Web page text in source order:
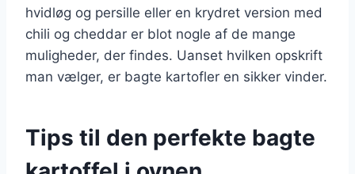
hvidløg og persille eller en krydret version med
chili og cheddar er blot nogle af de mange
muligheder, der findes. Uanset hvilken opskrift
man vælger, er bagte kartofler en sikker vinder.
Tips til den perfekte bagte